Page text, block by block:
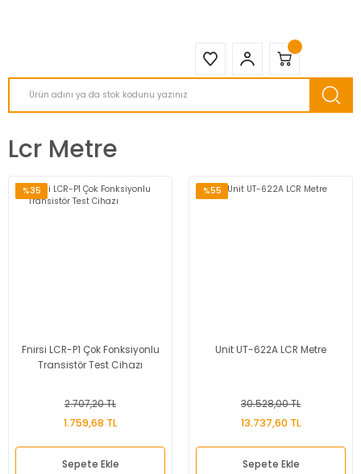
Lcr Metre
%35
Fnirsi LCR-P1 Çok Fonksiyonlu
Transistör Test Cihazı
2.707,20 TL
1.759,68 TL
Sepete Ekle
%55
Unit UT-622A LCR Metre
30.528,00 TL
13.737,60 TL
Sepete Ekle